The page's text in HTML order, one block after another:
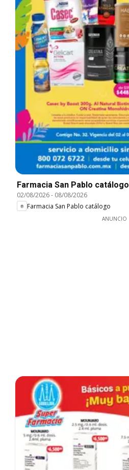
Farmacia San Pablo catálogo
02/08/2026- 08/08/2026
Farmacia San Pablo catálogo
ANUNCIO